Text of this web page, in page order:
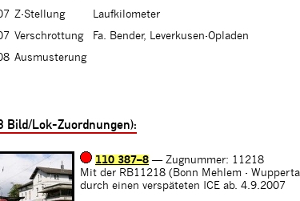
Z-Stellung
Laufkilometer
Verschrottung
Fa. Bender, Leverkusen-Opladen
Ausmusterung
Bild/Lok-Zuordnungen):
110 387–8 — Zugnummer: 11218
Mit der RB11218 (Bonn Mehlem -
durch einen verspäteten ICE ab. 4.9.2007